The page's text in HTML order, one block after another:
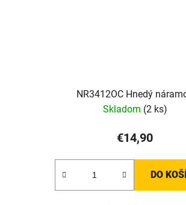
NR3412OC Hnedý
Skladom (2 ks)
€14,90
DO